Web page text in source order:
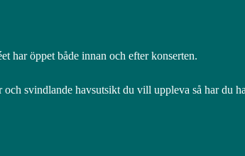
har öppet både innan och efter konserten.
svindlande havsutsikt du vill uppleva så har du